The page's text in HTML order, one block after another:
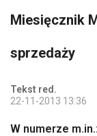
Miesięcznik
sprzedaży
Tekst red.
22-11-2013 13:36
W numerze